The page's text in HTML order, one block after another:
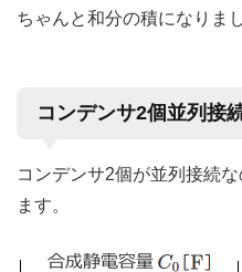
ちゃんと和分の積になりまし
コンデンサ2個並列接
コンデンサ2個が並列接続
ます。